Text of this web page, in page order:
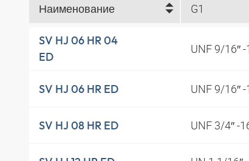
Наименование G1
SV HJ 06 HR 04
ED
UNF 9/16″ -
SV HJ 06 HR ED UNF 9/16″ -
SV HJ 08 HR ED UNF 3/4″ -